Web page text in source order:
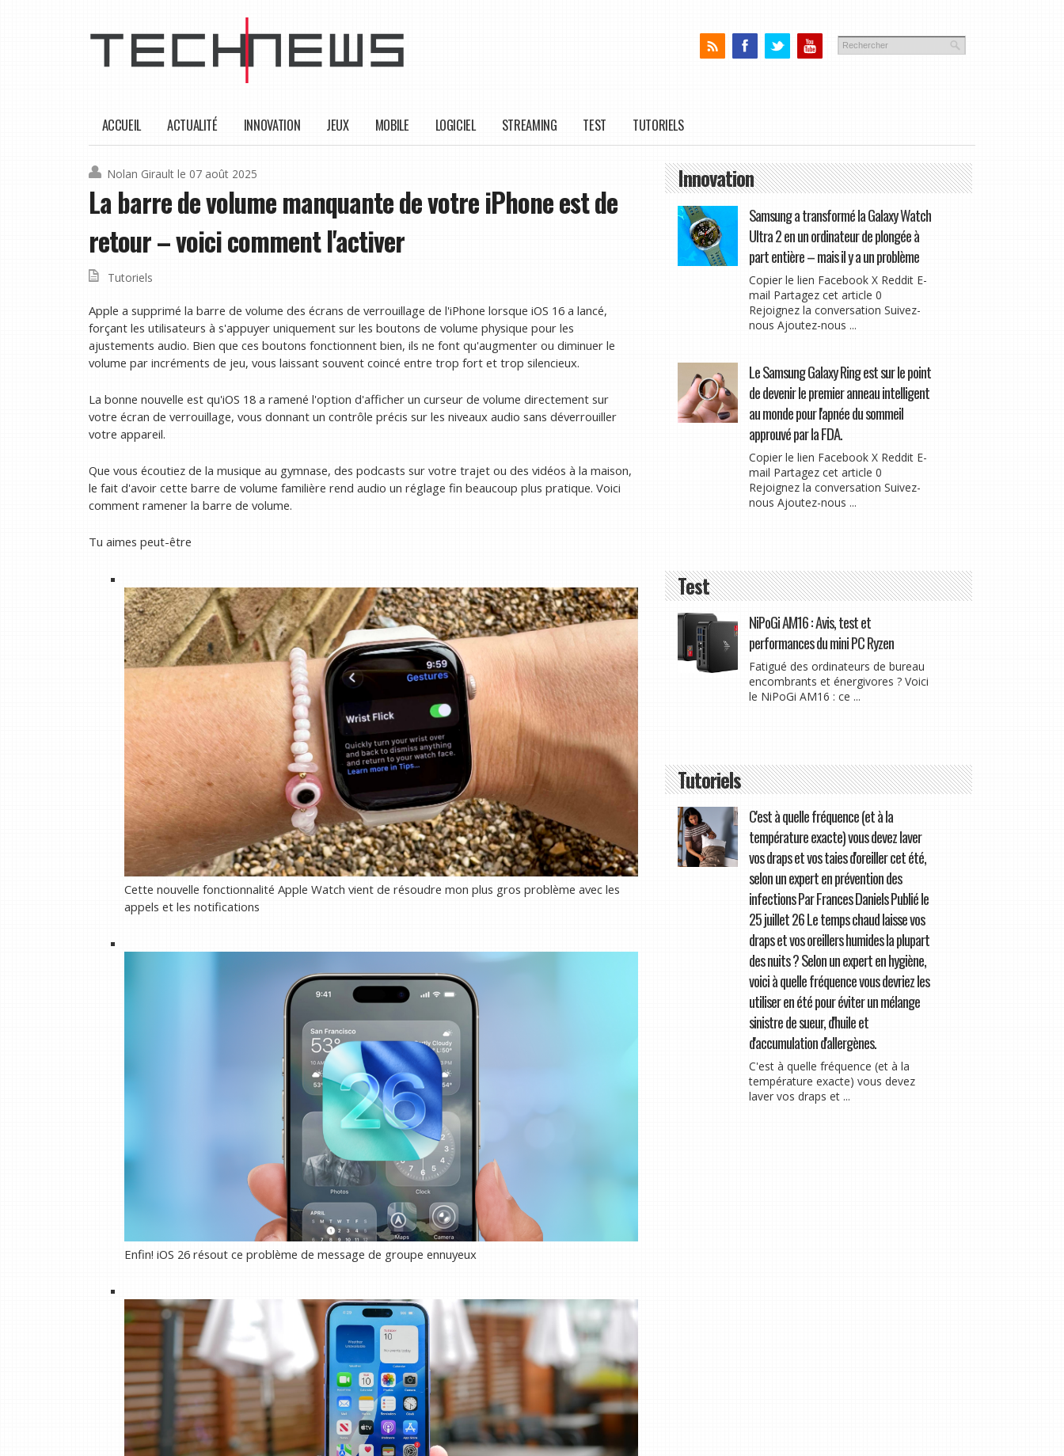
ACCUEIL ACTUALITÉ INNOVATION JEUX MOBILE LOGICIEL STREAMING TEST TUTORIELS
Nolan Girault le 07 août 2025
La barre de volume manquante de votre iPhone est de
retour – voici comment l'activer
Tutoriels
Apple a supprimé la barre de volume des écrans de verrouillage de l'iPhone lorsque iOS 16 a lancé,
forçant les utilisateurs à s'appuyer uniquement sur les boutons de volume physique pour les
ajustements audio. Bien que ces boutons fonctionnent bien, ils ne font qu'augmenter ou diminuer le
volume par incréments de jeu, vous laissant souvent coincé entre trop fort et trop silencieux.
La bonne nouvelle est qu'iOS 18 a ramené l'option d'afficher un curseur de volume directement sur
votre écran de verrouillage, vous donnant un contrôle précis sur les niveaux audio sans déverrouiller
votre appareil.
Que vous écoutiez de la musique au gymnase, des podcasts sur votre trajet ou des vidéos à la maison,
le fait d'avoir cette barre de volume familière rend audio un réglage fin beaucoup plus pratique. Voici
comment ramener la barre de volume.
Tu aimes peut-être
Cette nouvelle fonctionnalité Apple Watch vient de résoudre mon plus gros problème avec les
appels et les notifications
Enfin! iOS 26 résout ce problème de message de groupe ennuyeux
Innovation
Samsung a transformé la Galaxy Watch
Ultra 2 en un ordinateur de plongée à
part entière – mais il y a un problème
Copier le lien Facebook X Reddit E-
mail Partagez cet article 0
Rejoignez la conversation Suivez-
nous Ajoutez-nous ...
Le Samsung Galaxy Ring est sur le point
de devenir le premier anneau intelligent
au monde pour l'apnée du sommeil
approuvé par la FDA.
Copier le lien Facebook X Reddit E-
mail Partagez cet article 0
Rejoignez la conversation Suivez-
nous Ajoutez-nous ...
Test
NiPoGi AM16 : Avis, test et
performances du mini PC Ryzen
Fatigué des ordinateurs de bureau
encombrants et énergivores ? Voici
le NiPoGi AM16 : ce ...
Tutoriels
C'est à quelle fréquence (et à la
température exacte) vous devez laver
vos draps et vos taies d'oreiller cet été,
selon un expert en prévention des
infections Par Frances Daniels Publié le
25 juillet 26 Le temps chaud laisse vos
draps et vos oreillers humides la plupart
des nuits ? Selon un expert en hygiène,
voici à quelle fréquence vous devriez les
utiliser en été pour éviter un mélange
sinistre de sueur, d'huile et
d'accumulation d'allergènes.
C'est à quelle fréquence (et à la
température exacte) vous devez
laver vos draps et ...